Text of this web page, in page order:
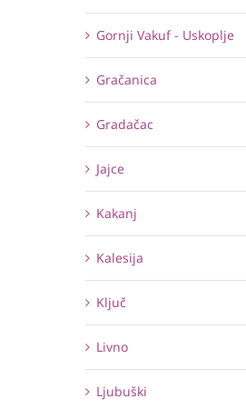
Gornji Vakuf - Uskoplje
Gračanica
Gradačac
Jajce
Kakanj
Kalesija
Ključ
Livno
Ljubuški